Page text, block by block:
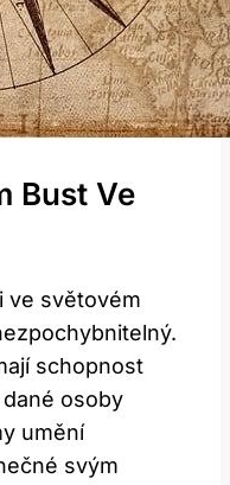
Bust Ve
ve světovém
schopnost
osoby
umění
svým